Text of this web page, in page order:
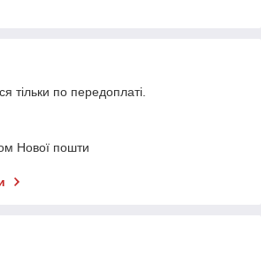
тільки по передоплаті.
Нової пошти